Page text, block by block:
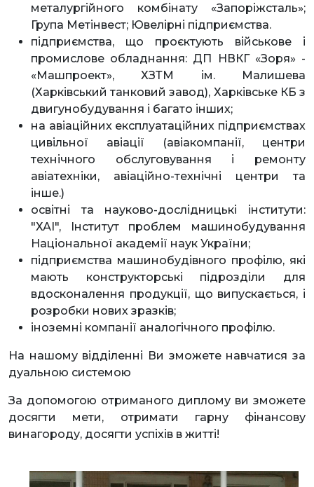
металургійного комбінату «Запоріжсталь»;
Група Метінвест; Ювелірні підприємства.
підприємства, що проєктують військове і
промислове обладнання: ДП НВКГ «Зоря» -
«Машпроект», ХЗТМ ім. Малишева
(Харківський танковий завод), Харківське КБ з
двигунобудування і багато інших;
на авіаційних експлуатаційних підприємствах
цивільної авіації (авіакомпанії, центри
технічного обслуговування і ремонту
авіатехніки, авіаційно-технічні центри та
інше.)
освітні та науково-дослідницькі інститути:
"ХАІ", Інститут проблем машинобудування
Національної академії наук України;
підприємства машинобудівного профілю, які
мають конструкторські підрозділи для
вдосконалення продукції, що випускається, і
розробки нових зразків;
іноземні компанії аналогічного профілю.
На нашому відділенні Ви зможете навчатися за
дуальною системою
За допомогою отриманого диплому ви зможете
досягти мети, отримати гарну фінансову
винагороду, досягти успіхів в житті!